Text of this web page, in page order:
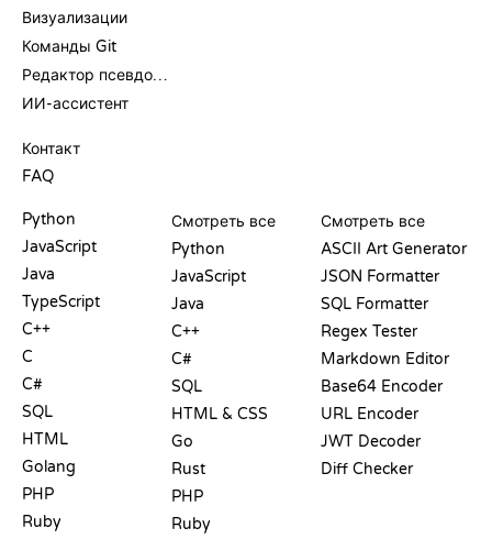
Визуализации
Команды Git
Редактор псевдокода
ИИ-ассистент
Контакт
FAQ
Python
JavaScript
Java
TypeScript
C++
C
C#
SQL
HTML
Golang
PHP
Ruby
Смотреть все
Python
JavaScript
Java
C++
C#
SQL
HTML & CSS
Go
Rust
PHP
Ruby
Смотреть все
ASCII Art Generator
JSON Formatter
SQL Formatter
Regex Tester
Markdown Editor
Base64 Encoder
URL Encoder
JWT Decoder
Diff Checker